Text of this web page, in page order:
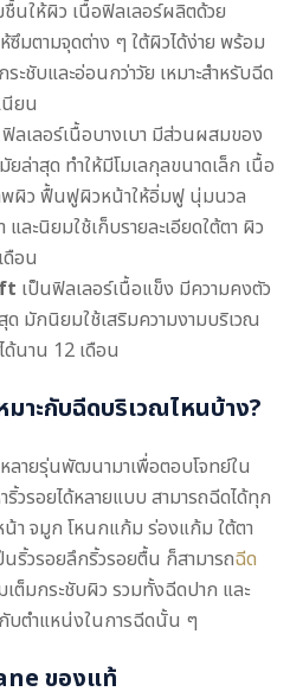
นให้ผิว เนื้อฟิลเลอร์ผลิตด้วย
ซึมตามจุดต่าง ๆ ใต้ผิวได้ง่าย พร้อม
ะชับและอ่อนกว่าวัย เหมาะสำหรับฉีด
นียน
ฟิลเลอร์เนื้อบางเบา มีส่วนผสมของ
ล่าสุด ทำให้มีโมเลกุลขนาดเล็ก เนื้อ
พผิว ฟื้นฟูผิวหน้าให้อิ่มฟู นุ่มนวล
ละนิยมใช้เก็บรายละเอียดใต้ตา ผิว
อน
เป็นฟิลเลอร์เนื้อแข็ง มีความคงตัว
มักนิยมใช้เสริมความงามบริเวณ
นาน 12 เดือน
าะกับฉีดบริเวณไหนบ้าง?
ลายรุ่นพัฒนามาเพื่อตอบโจทย์ใน
วรอยได้หลายแบบ สามารถฉีดได้ทุก
น้า จมูก โหนกแก้ม ร่องแก้ม ใต้ตา
ริ้วรอยลึกริ้วรอยตื้น ก็สามารถฉีด
ต็มกระชับผิว รวมทั้งฉีดปาก และ
กับตำแหน่งในการฉีดนั้น ๆ
ของแท้